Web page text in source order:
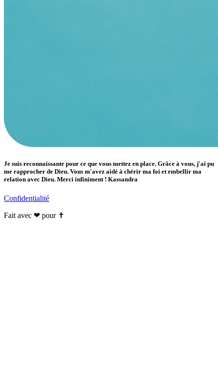
Je suis reconnaissante pour ce que vous mettez en place. Grâce à vous, j'ai pu
me rapprocher de Dieu. Vous m'avez aidé à chérir ma foi et embellir ma
relation avec Dieu. Merci infiniment ! Kassandra
Confidentialité
Fait avec ❤ pour ✝️️